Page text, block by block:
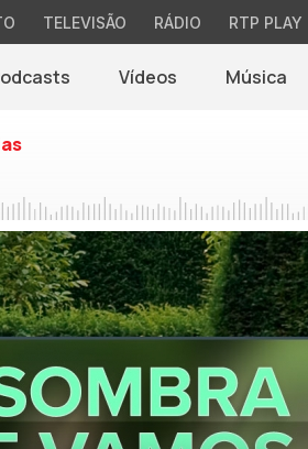
TELEVISÃO RÁDIO RTP PLAY
Vídeos Música